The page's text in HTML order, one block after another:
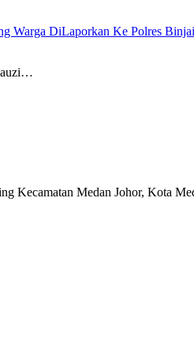
Warga DiLaporkan Ke Polres
Kecamatan Medan Johor, Kota